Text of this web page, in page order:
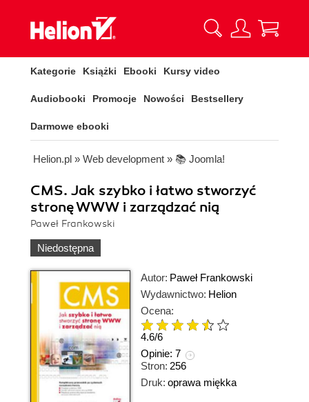
Kategorie Książki Ebooki Kursy video
Audiobooki Promocje Nowości Bestsellery
Darmowe ebooki
Helion.pl » Web development » 📚 Joomla!
CMS. Jak szybko i łatwo stworzyć
stronę WWW i zarządzać nią
Paweł Frankowski
Niedostępna
Autor: Paweł Frankowski
Wydawnictwo: Helion
Ocena:
4.6/6
Opinie: 7
Stron: 256
Druk: oprawa miękka